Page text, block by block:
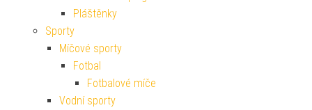
Pláštěnky
Sporty
Míčové sporty
Fotbal
Fotbalové míče
Vodní sporty